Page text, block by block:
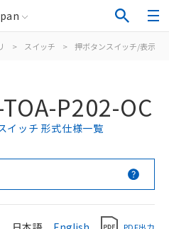
> スイッチ > 押ボタンスイッチ/表示灯
P202-OC
イッチ 形式仕様一覧
PDF出力